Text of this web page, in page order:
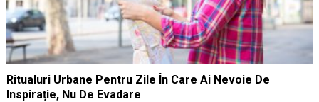
Ritualuri Urbane Pentru Zile În Care Ai Nevoie De
Inspirație, Nu De Evadare